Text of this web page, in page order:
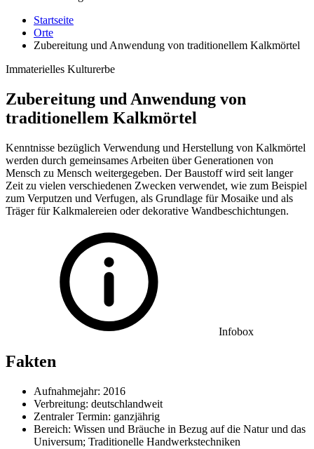
Startseite
Orte
Zubereitung und Anwendung von traditionellem Kalkmörtel
Immaterielles Kulturerbe
Zubereitung und Anwendung von
traditionellem Kalkmörtel
Kenntnisse bezüglich Verwendung und Herstellung von Kalkmörtel
werden durch gemeinsames Arbeiten über Generationen von
Mensch zu Mensch weitergegeben. Der Baustoff wird seit langer
Zeit zu vielen verschiedenen Zwecken verwendet, wie zum Beispiel
zum Verputzen und Verfugen, als Grundlage für Mosaike und als
Träger für Kalkmalereien oder dekorative Wandbeschichtungen.
Infobox
Fakten
Aufnahmejahr: 2016
Verbreitung: deutschlandweit
Zentraler Termin: ganzjährig
Bereich: Wissen und Bräuche in Bezug auf die Natur und das
Universum; Traditionelle Handwerkstechniken